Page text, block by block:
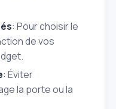
: Pour choisir le
de vos
: Éviter
la porte ou la